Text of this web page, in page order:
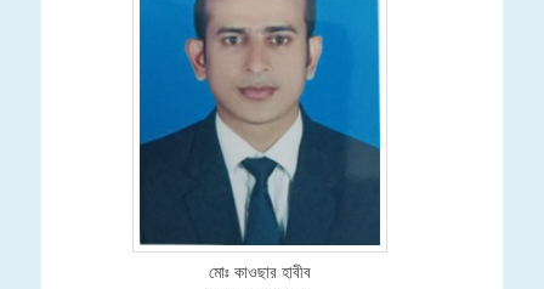
মোঃ কাওছার হাবীব